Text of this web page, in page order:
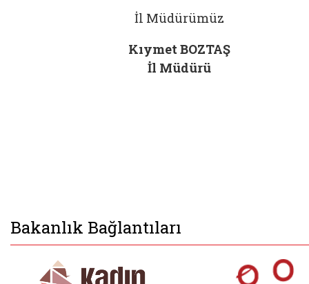
İl Müdürümüz
Kıymet BOZTAŞ
İl Müdürü
Bakanlık Bağlantıları